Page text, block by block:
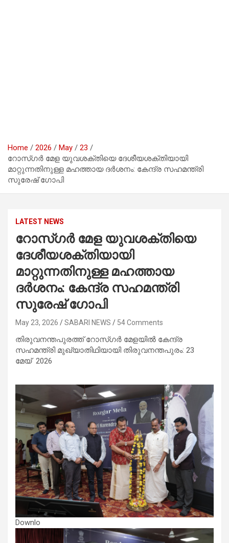
Home 2026 May
23
റോസ്ഗർ മേള യുവശക്തിയെ ദേശീയശക്തിയായി
മാറ്റുന്നതിനുള്ള മഹത്തായ ദർശനം: കേന്ദ്ര സഹമന്ത്രി
സുരേഷ് ഗോപി
LATEST NEWS
റോസ്ഗർ മേള യുവശക്തിയെ
ദേശീയശക്തിയായി
മാറ്റുന്നതിനുള്ള മഹത്തായ
ദർശനം: കേന്ദ്ര സഹമന്ത്രി
സുരേഷ് ഗോപി
May 23, 2026 SABARI NEWS 54 Comments
തിരുവനന്തപുരത്ത് റോസ്​ഗർ മേളയിൽ കേന്ദ്ര
സഹമന്ത്രി ​മുഖ്യാതിഥിയായി തിരുവനന്തപുരം: 23
മേയ് 2026
Downlo